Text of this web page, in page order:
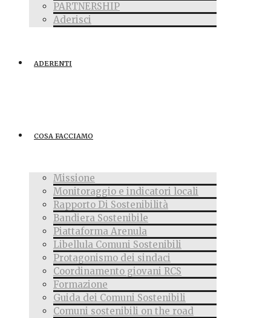
PARTNERSHIP
Aderisci
ADERENTI
COSA FACCIAMO
Missione
Monitoraggio e indicatori locali
Rapporto Di Sostenibilità
Bandiera Sostenibile
Piattaforma Arenula
Libellula Comuni Sostenibili
Protagonismo dei sindaci
Coordinamento giovani RCS
Formazione
Guida dei Comuni Sostenibili
Comuni sostenibili on the road